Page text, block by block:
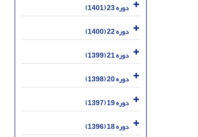
دوره 23 (1401)
دوره 22 (1400)
دوره 21 (1399)
دوره 20 (1398)
دوره 19 (1397)
دوره 18 (1396)